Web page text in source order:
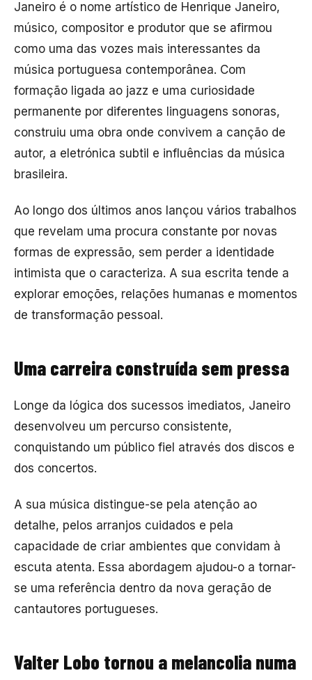
Janeiro é o nome artístico de Henrique Janeiro,
músico, compositor e produtor que se afirmou
como uma das vozes mais interessantes da
música portuguesa contemporânea. Com
formação ligada ao jazz e uma curiosidade
permanente por diferentes linguagens sonoras,
construiu uma obra onde convivem a canção de
autor, a eletrónica subtil e influências da música
brasileira.
Ao longo dos últimos anos lançou vários trabalhos
que revelam uma procura constante por novas
formas de expressão, sem perder a identidade
intimista que o caracteriza. A sua escrita tende a
explorar emoções, relações humanas e momentos
de transformação pessoal.
Uma carreira construída sem pressa
Longe da lógica dos sucessos imediatos, Janeiro
desenvolveu um percurso consistente,
conquistando um público fiel através dos discos e
dos concertos.
A sua música distingue-se pela atenção ao
detalhe, pelos arranjos cuidados e pela
capacidade de criar ambientes que convidam à
escuta atenta. Essa abordagem ajudou-o a tornar-
se uma referência dentro da nova geração de
cantautores portugueses.
Valter Lobo tornou a melancolia numa